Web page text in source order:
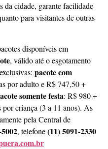
da cidade, garante facilidade
para visitantes de outras
disponíveis em
, válido até o esgotamento
pacote com
por adulto e R$ 747,50 +
somente festa: R$ 980 +
criança (3 a 11 anos). As
pela Central de
, telefone(11) 5091-2330